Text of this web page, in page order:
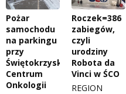
Pożar
samochodu
na parkingu
przy
Świętokrzyskim
Centrum
Onkologii
Roczek=386
zabiegów,
czyli
urodziny
Robota da
Vinci w ŚCO
REGION